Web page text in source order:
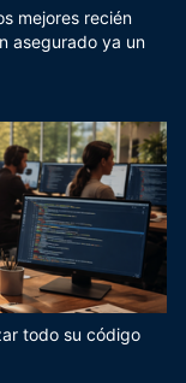
mejores recién
asegurado ya un
todo su código